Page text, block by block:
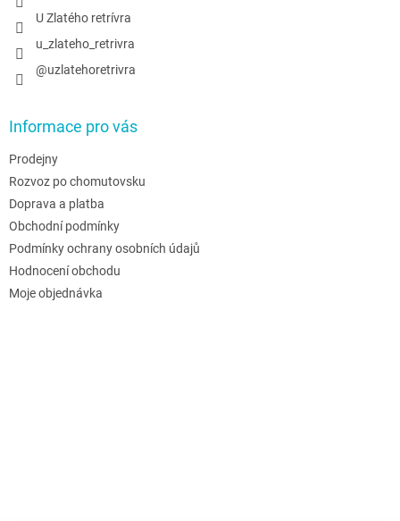
U Zlatého retrívra
u_zlateho_retrivra
@uzlatehoretrivra
Informace pro vás
Prodejny
Rozvoz po chomutovsku
Doprava a platba
Obchodní podmínky
Podmínky ochrany osobních údajů
Hodnocení obchodu
Moje objednávka